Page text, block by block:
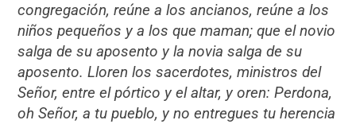
congregación, reúne a los ancianos, reúne a los
niños pequeños y a los que maman; que el novio
salga de su aposento y la novia salga de su
aposento. Lloren los sacerdotes, ministros del
Señor, entre el pórtico y el altar, y oren: Perdona,
oh Señor, a tu pueblo, y no entregues tu herencia